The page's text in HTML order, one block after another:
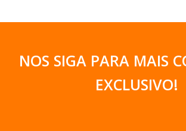
NOS SIGA PARA MAIS
EXCLUSIVO!